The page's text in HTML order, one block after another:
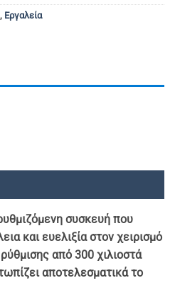
, Εργαλεία
συσκευή που
και ευελιξία στον χειρισμό
από 300 χιλιοστά
αποτελεσματικά το